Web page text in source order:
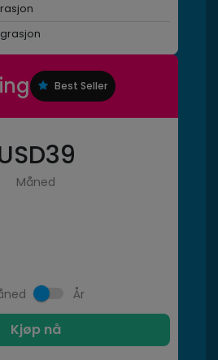
Best Seller
39
Måned
År
Kjøp nå